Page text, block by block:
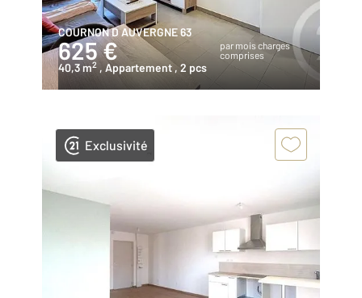
COURNON D AUVERGNE 63
625 €
par mois charges
comprises
40,3 m2 , Appartement, 2 pcs
Exclusivité